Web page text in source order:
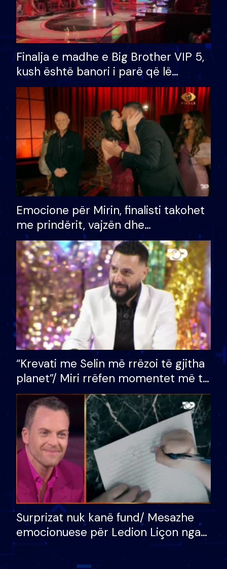
Finalja e madhe e Big Brother VIP 5,
kush është banori i parë që lë
shtëpinë dhe humb mundësinë për
të fituar çmimin e madh
Emocione për Mirin, finalisti takohet
me prindërit, vajzën dhe
bashkëshorten: S’kemi ndonjë letër
divorci apo jo?
“Krevati me Selin më rrëzoi të gjitha
planet”/ Miri rrëfen momentet më të
bukura në shtëpinë e BB VIP: Do më
mungojë zilja e mëngjesit kur…
Surprizat nuk kanë fund/ Mesazhe
emocionuese për Ledion Liçon nga
nëna dhe fëmijët e tij, moderatori
nuk i mban dot lotët: Nuk meritoj…